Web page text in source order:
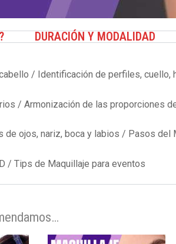
DURACIÓN Y MODALIDAD
/ Identificación de perfiles,
/ Armonización de las proporciones
ojos, nariz, boca y labios / Pasos del
/ Tips de Maquillaje para eventos